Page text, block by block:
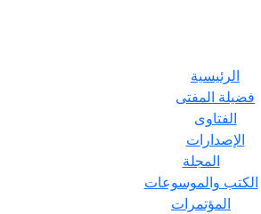
الرئيسية
فضيلة المفتى
الفتاوى
الإصدارات
المجلة
الكتب والموسوعات
المؤتمرات